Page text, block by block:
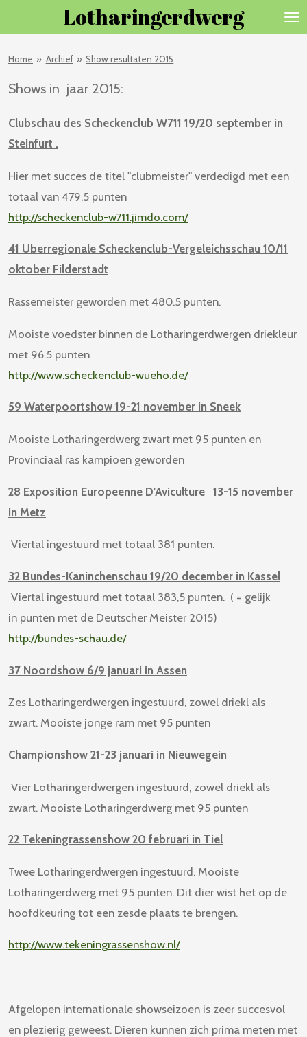
direct
naar
hoofdinhoud
Lotharingerdwerg
Home » Archief » Show resultaten 2015
Shows in jaar 2015:
Clubschau des Scheckenclub W711 19/20 september in
Steinfurt .
Hier met succes de titel "clubmeister" verdedigd met een
totaal van 479,5 punten
http://scheckenclub-w711.jimdo.com/
41 Uberregionale Scheckenclub-Vergeleichsschau 10/11
oktober Filderstadt
Rassemeister geworden met 480.5 punten.
Mooiste voedster binnen de Lotharingerdwergen driekleur
met 96.5 punten
http://www.scheckenclub-wueho.de/
59 Waterpoortshow 19-21 november in Sneek
Mooiste Lotharingerdwerg zwart met 95 punten en
Provinciaal ras kampioen geworden
28 Exposition Europeenne D'Aviculture 13-15 november
in Metz
Viertal ingestuurd met totaal 381 punten.
32 Bundes-Kaninchenschau 19/20 december in Kassel
Viertal ingestuurd met totaal 383,5 punten. ( = gelijk
in punten met de Deutscher Meister 2015)
http://bundes-schau.de/
37 Noordshow 6/9 januari in Assen
Zes Lotharingerdwergen ingestuurd, zowel driekl als
zwart. Mooiste jonge ram met 95 punten
Championshow 21-23 januari in Nieuwegein
Vier Lotharingerdwergen ingestuurd, zowel driekl als
zwart. Mooiste Lotharingerdwerg met 95 punten
22 Tekeningrassenshow 20 februari in Tiel
Twee Lotharingerdwergen ingestuurd. Mooiste
Lotharingerdwerg met 95 punten. Dit dier wist het op de
hoofdkeuring tot een zesde plaats te brengen.
http://www.tekeningrassenshow.nl/
Afgelopen internationale showseizoen is zeer succesvol
en plezierig geweest. Dieren kunnen zich prima meten met